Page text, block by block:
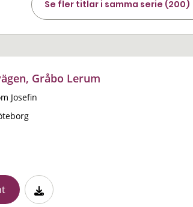
Se fler titlar i samma serie (200)
Gråbo Lerum
Josefin